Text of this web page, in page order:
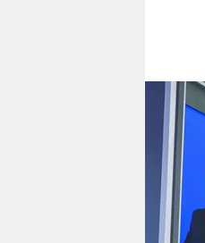
nord
verlag
verlag